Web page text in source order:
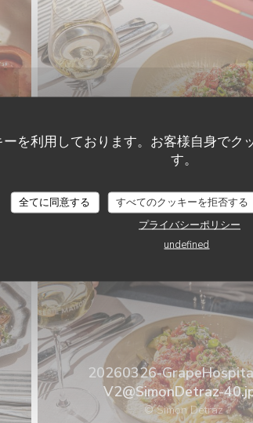
を利用しております。お客様自身でク
す。
全てに同意する すべてのクッキーを拒否する
プライバシーポリシー
undefined
20260326-
V2@SimonDetraz-
20260326-
V2@SimonDetraz-
© Simon Detraz